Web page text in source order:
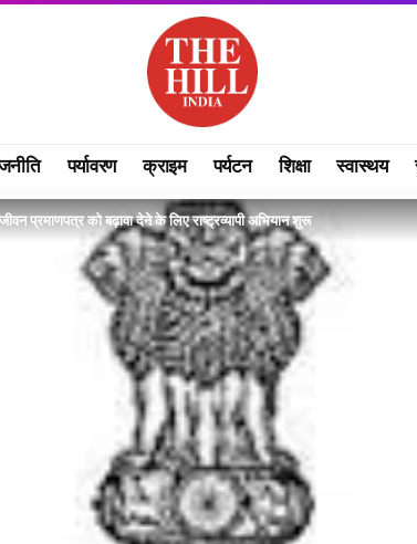
पर्यावरण क्राइम पर्यटन शिक्षा स्वास्थय
प्रमाणपत्र को बढ़ावा देने के लिए राष्ट्रव्यापी अभियान शुरू